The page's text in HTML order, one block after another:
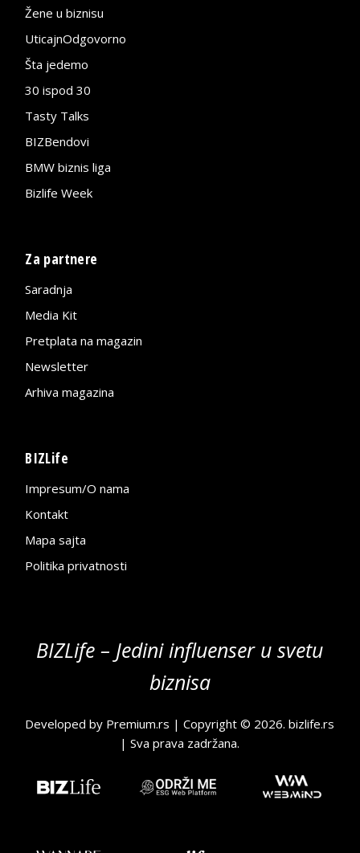
Žene u biznisu
UticajnOdgovorno
Šta jedemo
30 ispod 30
Tasty Talks
BIZBendovi
BMW biznis liga
Bizlife Week
Za partnere
Saradnja
Media Kit
Pretplata na magazin
Newsletter
Arhiva magazina
BIZLife
Impresum/O nama
Kontakt
Mapa sajta
Politika privatnosti
BIZLife – Jedini influenser u svetu
biznisa
Developed by Premium.rs | Copyright © 2026.bizlife.rs
| Sva prava zadržana.